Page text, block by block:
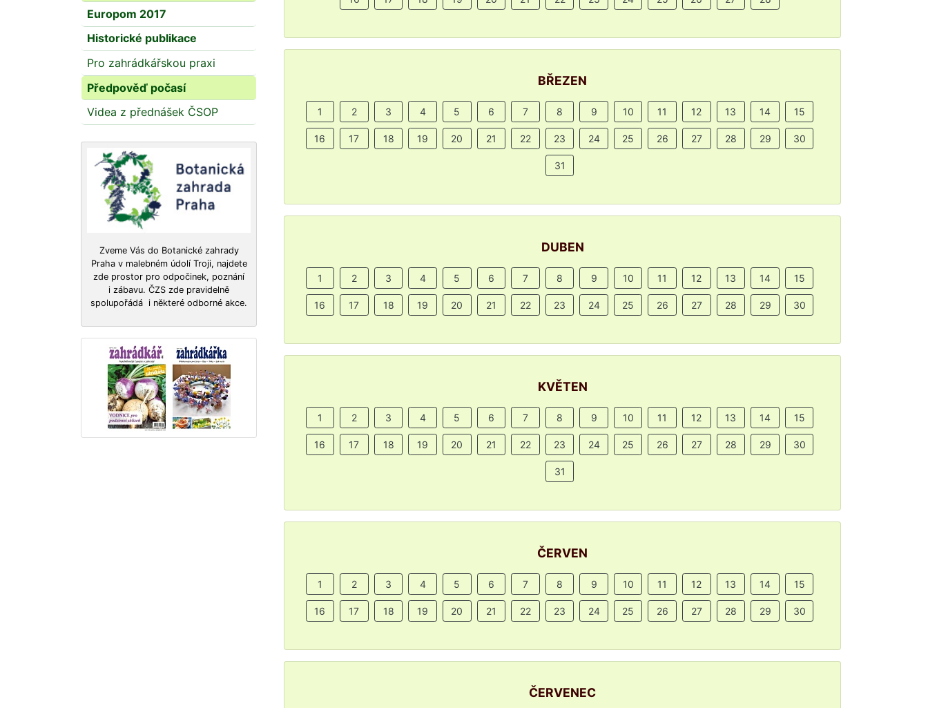
Europom 2017
Historické publikace
Pro zahrádkářskou praxi
Předpověď počasí
Videa z přednášek ČSOP
Zveme Vás do Botanické zahrady
Praha v malebném údolí Troji, najdete
zde prostor pro odpočinek, poznání
i zábavu. ČZS zde pravidelně
spolupořádá i některé odborné akce.
BŘEZEN
1 2 3 4 5 6 7 8 9 10 11 12 13 14 15
16 17 18 19 20 21 22 23 24 25 26 27 28 29 30
31
DUBEN
1 2 3 4 5 6 7 8 9 10 11 12 13 14 15
16 17 18 19 20 21 22 23 24 25 26 27 28 29 30
KVĚTEN
1 2 3 4 5 6 7 8 9 10 11 12 13 14 15
16 17 18 19 20 21 22 23 24 25 26 27 28 29 30
31
ČERVEN
1 2 3 4 5 6 7 8 9 10 11 12 13 14 15
16 17 18 19 20 21 22 23 24 25 26 27 28 29 30
ČERVENEC